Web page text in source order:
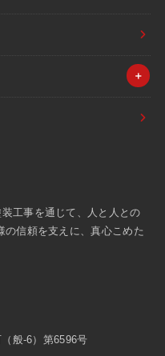
工事を通じて、人と人との
信頼を支えに、真心こめた
般-6）第6596号